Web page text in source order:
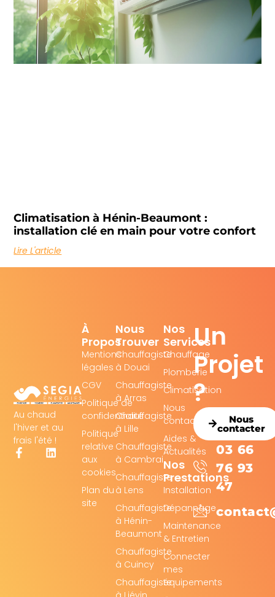
Climatisation à Hénin-Beaumont :
installation clé en main pour votre confort
Lire L'article
Nos
Services
Chauffage
Plomberie
Climatisation
Nous
contacter
Aides &
Actualités
Nos
Prestations
Installation
Dépannage
Maintenance
& Entretien
Connecter
mes
équipements
Au chaud
l'hiver et au
frais l'été !
Nous
Trouver
Chauffagiste
à Douai
Chauffagiste
à Arras
Chauffagiste
à Lille
Chauffagiste
à Cambrai
Chauffagiste
à Lens
Chauffagiste
à Hénin-
Beaumont
Chauffagiste
à Cuincy
Chauffagiste
À
Propos
Mentions
légales
CGV
Politique de
confidentialité
Politique
relative
aux
cookies
Plan du
site
Un
Projet
?
Nous
contacter
03 66
76 93
47